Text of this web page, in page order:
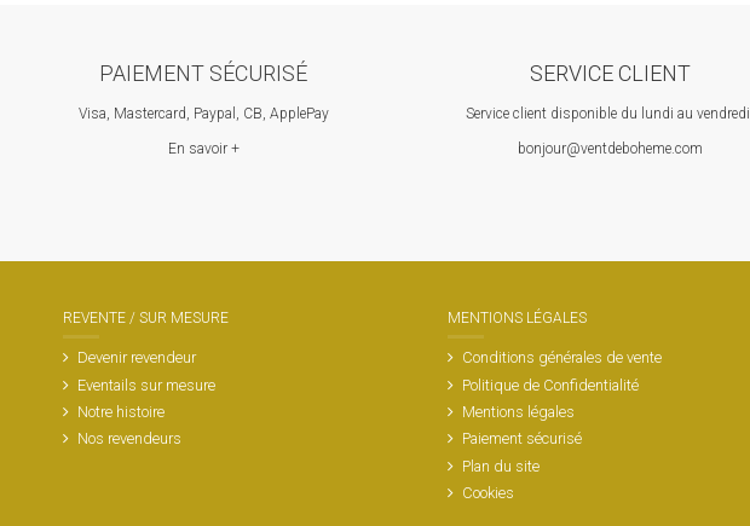
PAIEMENT SÉCURISÉ
Visa, Mastercard, Paypal, CB, ApplePay
En savoir +
SERVICE CLIENT
Service client disponible du lundi au vendredi
bonjour@ventdeboheme.com
REVENTE / SUR MESURE
Devenir revendeur
Eventails sur mesure
Notre histoire
Nos revendeurs
MENTIONS LÉGALES
Conditions générales de vente
Politique de Confidentialité
Mentions légales
Paiement sécurisé
Plan du site
Cookies